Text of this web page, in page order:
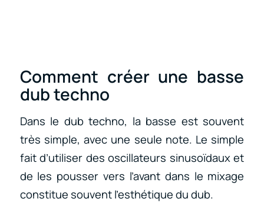
Comment créer une basse
dub techno
Dans le dub techno, la basse est souvent
très simple, avec une seule note. Le simple
fait d’utiliser des oscillateurs sinusoïdaux et
de les pousser vers l’avant dans le mixage
constitue souvent l’esthétique du dub.